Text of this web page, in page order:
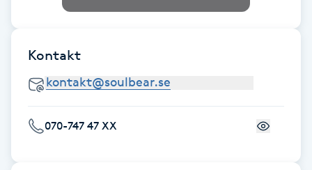
Fettreducering
Fillers
Kontakt
070-747 47 XX